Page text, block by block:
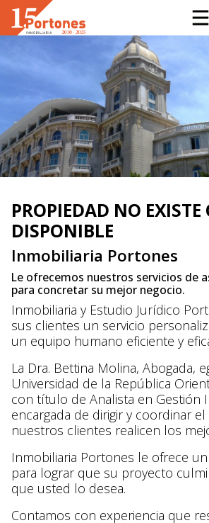
PROPIEDAD NO EXISTE
DISPONIBLE
Inmobiliaria Portones
Le ofrecemos nuestros servicios de
para concretar su mejor negocio.
Inmobiliaria y Estudio Jurídico
sus clientes un servicio
un equipo humano eficiente y
La Dra. Bettina Molina, Abogada,
Universidad de la República
con título de Analista en Gestión
encargada de dirigir y coordinar
nuestros clientes realicen los
Inmobiliaria Portones le ofrece
para lograr que su proyecto
que usted lo desea.
Contamos con experiencia que